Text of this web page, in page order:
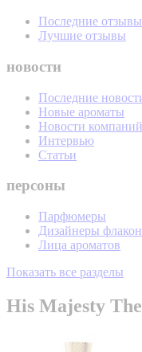
Последние отзывы
Лучшие отзывы
новости
Последние
Новые ароматы
Новости компаний
Интервью
Статьи
персоны
Парфюмеры
Дизайнеры
Лица ароматов
Показать все разделы
His Majesty